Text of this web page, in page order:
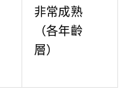
非常成熟
（各年齡
層）